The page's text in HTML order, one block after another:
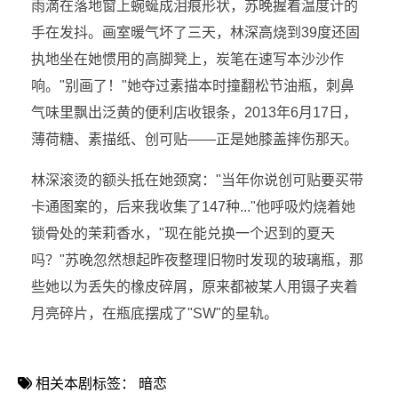
雨滴在落地窗上蜿蜒成泪痕形状，苏晚握着温度计的
手在发抖。画室暖气坏了三天，林深高烧到39度还固
执地坐在她惯用的高脚凳上，炭笔在速写本沙沙作
响。"别画了！"她夺过素描本时撞翻松节油瓶，刺鼻
气味里飘出泛黄的便利店收银条，2013年6月17日，
薄荷糖、素描纸、创可贴——正是她膝盖摔伤那天。
林深滚烫的额头抵在她颈窝："当年你说创可贴要买带
卡通图案的，后来我收集了147种..."他呼吸灼烧着她
锁骨处的茉莉香水，"现在能兑换一个迟到的夏天
吗？"苏晚忽然想起昨夜整理旧物时发现的玻璃瓶，那
些她以为丢失的橡皮碎屑，原来都被某人用镊子夹着
月亮碎片，在瓶底摆成了"SW"的星轨。
相关本剧标签： 暗恋